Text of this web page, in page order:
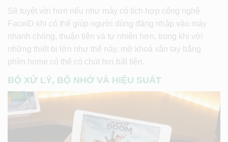
Sẽ tuyệt vời hơn nếu như máy có tích hợp công nghệ
FaceID khi có thể giúp người dùng đăng nhập vào máy
nhanh chóng, thuận tiện và tự nhiên hơn, trong khi với
những thiết bị lớn như thế này, mở khoá vân tay bằng
phím home có thể có chút hơi bất tiện.
BỘ XỬ LÝ, BỘ NHỚ VÀ HIỆU SUẤT